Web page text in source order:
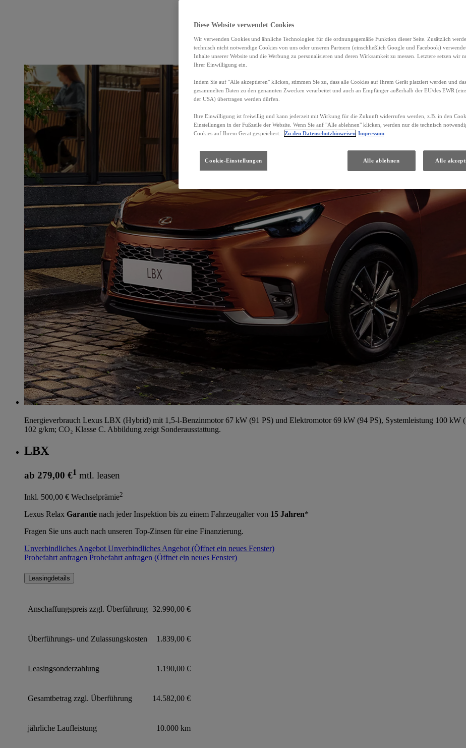
Energieverbrauch Lexus LBX (Hybrid) mit 1,5-l-Benzinmotor 67 kW (91 PS) und Elektromotor 69 kW (94 PS), Systemleistung 100 kW
102 g/km; CO₂ Klasse C. Abbildung zeigt Sonderausstattung.
LBX
ab 279,00 €1 mtl. leasen
Inkl. 500,00 € Wechselprämie2
Lexus Relax Garantie nach jeder Inspektion bis zu einem Fahrzeugalter von 15 Jahren*
Fragen Sie uns auch nach unseren Top-Zinsen für eine Finanzierung.
Unverbindliches Angebot Unverbindliches Angebot (Öffnet ein neues Fenster)
Probefahrt anfragen Probefahrt anfragen (Öffnet ein neues Fenster)
Leasingdetails
Anschaffungspreis zzgl. Überführung 32.990,00 €
Überführungs- und Zulassungskosten 1.839,00 €
Leasingsonderzahlung 1.190,00 €
Gesamtbetrag zzgl. Überführung 14.582,00 €
jährliche Laufleistung 10.000 km
Diese Website verwendet Cookies
Wir verwenden Cookies und ähnliche Technologien für die ordnungsgemäße Funktion dieser Seite. Zusätzlich
technisch nicht notwendige Cookies von uns oder unseren Partnern (einschließlich Google und Facebook)
Inhalte unserer Website und die Werbung zu personalisieren und deren Wirksamkeit zu messen. Letztere setzen wir
Ihrer Einwilligung ein.
Indem Sie auf "Alle akzeptieren" klicken, stimmen Sie zu, dass alle Cookies auf Ihrem Gerät platziert werden und
gesammelten Daten zu den genannten Zwecken verarbeitet und auch an Empfänger außerhalb der EU/des EWR
der USA) übertragen werden dürfen.
Ihre Einwilligung ist freiwillig und kann jederzeit mit Wirkung für die Zukunft widerrufen werden, z.B. in den
Einstellungen in der Fußzeile der Website. Wenn Sie auf "Alle ablehnen" klicken, werden nur die technisch
Cookies auf Ihrem Gerät gespeichert.
Zu den Datenschutzhinweisen Impressum
Cookie-Einstellungen Alle ablehnen Alle